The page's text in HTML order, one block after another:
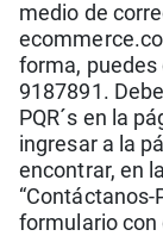
medio de
forma, puedes
9187891.
PQR´s en la
ingresar a la
encontrar, en
“Contáctanos-
formulario con